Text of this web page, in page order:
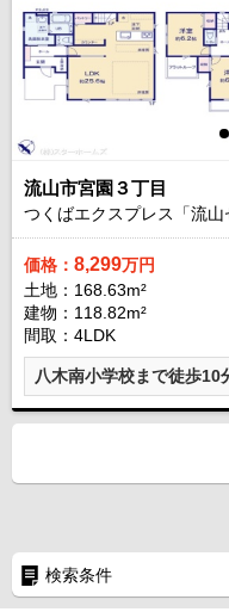
流山市宮園３丁目
つくばエクスプレス「流
価格： 8,299万円
土地：168.63m²
建物：118.82m²
間取：4LDK
八木南小学校まで徒歩
検索条件